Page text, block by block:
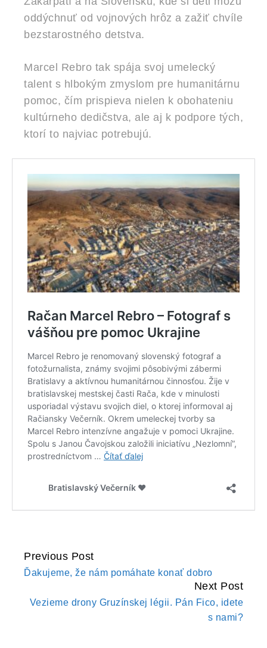
oddýchnuť od vojnových hrôz a zažiť chvíle
bezstarostného detstva.
Marcel Rebro tak spája svoj umelecký
talent s hlbokým zmyslom pre humanitárnu
pomoc, čím prispieva nielen k obohateniu
kultúrneho dedičstva, ale aj k podpore tých,
ktorí to najviac potrebujú.
CONTINUE
READING
Previous Post
Ďakujeme, že nám pomáhate konať dobro
Next Post
Vezieme drony Gruzínskej légii. Pán Fico, idete
s nami?